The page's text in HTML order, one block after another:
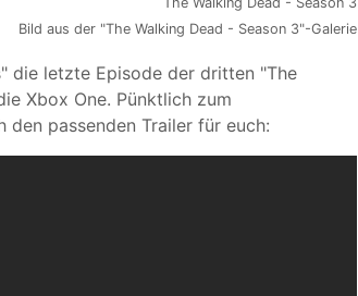
Bild aus der "The Walking Dead - Season 3"-Galerie
die letzte Episode der dritten "The
Xbox One. Pünktlich zum
den passenden Trailer für euch: